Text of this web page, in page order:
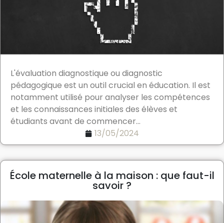
L'évaluation diagnostique ou diagnostic
pédagogique est un outil crucial en éducation. Il est
notamment utilisé pour analyser les compétences
et les connaissances initiales des élèves et
étudiants avant de commencer...
13/05/2024
École maternelle à la maison : que faut-il
savoir ?